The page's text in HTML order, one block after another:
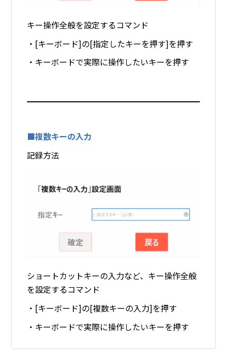
キー操作全般を設定するコマンド
・[キーボード]の[指定したキーを押す]を押す
・キーボードで実際に操作したいキーを押す
■複数キーの入力
記録方法
ショートカットキーの入力など、キー操作全般
を設定するコマンド
・[キーボード]の[複数キーの入力]を押す
・キーボードで実際に操作したいキーを押す